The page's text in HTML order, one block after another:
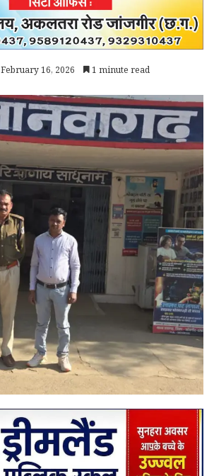
February 16, 2026 1 minute read